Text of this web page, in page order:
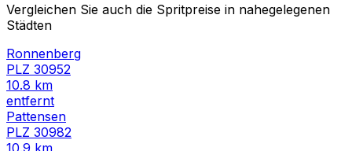
Vergleichen Sie auch die Spritpreise in nahegelegenen
Städten
Ronnenberg
PLZ 30952
10.8 km
entfernt
Pattensen
PLZ 30982
10.9 km